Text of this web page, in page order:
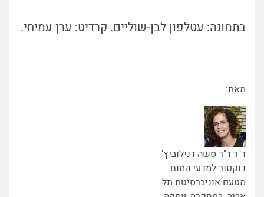
בתמונה: עטלפון לבן-שוליים. קרדיט: ערן עמיחי.
מאת:
ד"ר ד"ר סשה דנילוביץ'
דוקטור למדעי המוח
מטעם אוניברסיטת תל